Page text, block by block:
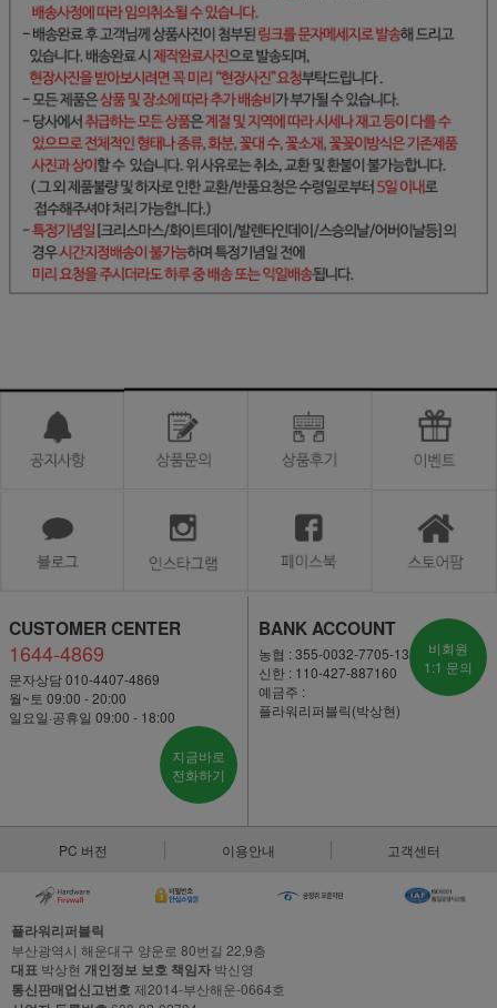
CUSTOMER CENTER
1644-4869
문자상담 010-4407-4869
월~토 09:00 - 20:00
일요일·공휴일 09:00 - 18:00
지금바로
전화하기
BANK ACCOUNT
농협 : 355-0032-7705-13
신한 : 110-427-887160
예금주 :
플라워리퍼블릭(박상현)
비회원
1:1 문의
PC 버전 이용안내 고객센터
플라워리퍼블릭
부산광역시 해운대구 양운로 80번길 22,9층
대표 박상현 개인정보 보호 책임자 박신영
통신판매업신고번호제2014-부산해운-0664호